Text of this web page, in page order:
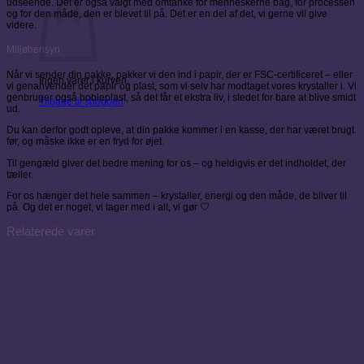
Ingen varer i kurven.
Tilbage til shoppen
udseende. Det er også valgt med omtanke for menneskerne bag, for processen
og for den måde, den er blevet til på. Det er en del af det, vi gerne vil give
videre.
Miljøhensyn
Når vi sender din pakke, pakker vi den ind i papir, der er FSC-certificeret – eller
vi genanvender det papir og plast, som vi selv har modtaget vores krystaller i. Vi
genbruger også bobleplast, så det får et ekstra liv, i stedet for bare at blive smidt
ud.
Du kan derfor godt opleve, at din pakke kommer i en kasse, der har været brugt
før, og måske ikke er en fryd for øjet.
Til gengæld giver det bedre mening for os – og heldigvis er det indholdet, der
tæller.
For os hænger det hele sammen – krystaller, energi og den måde, de bliver til
på. Og det er noget, vi tager med i alt, vi gør 🤍
Relaterede varer